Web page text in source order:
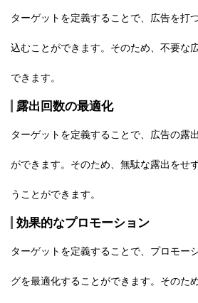
ターゲットを定義することで、広告を打
込むことができます。そのため、不要な
できます。
露出回数の最適化
ターゲットを定義することで、広告の露
ができます。そのため、無駄な露出をせ
うことができます。
効果的なプロモーション
ターゲットを定義することで、プロモー
グを最適化することができます。そのた